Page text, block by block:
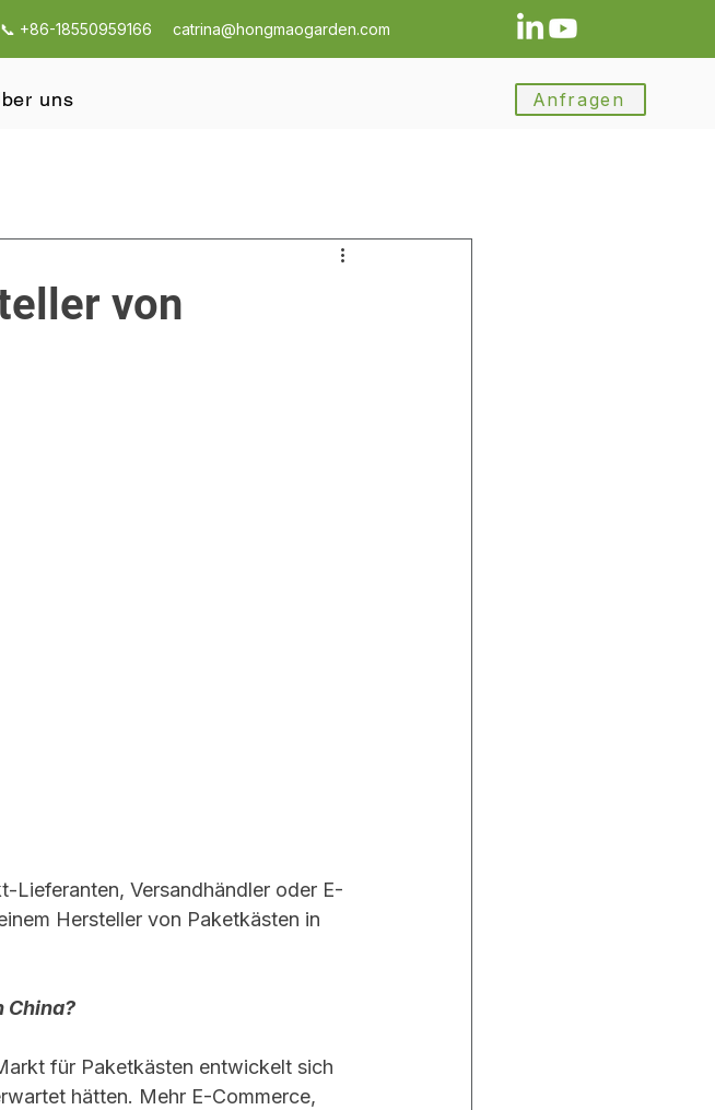
📞 +86-18550959166 catrina@hongmaogarden.com
uns Anfragen
von
Lieferanten, Versandhändler oder E-
Hersteller von Paketkästen in
China?
für Paketkästen entwickelt sich
hätten. Mehr E-Commerce,